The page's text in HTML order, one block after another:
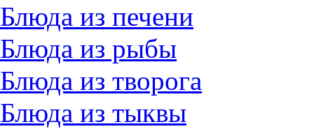
Блюда из печени
Блюда из рыбы
Блюда из творога
Блюда из тыквы